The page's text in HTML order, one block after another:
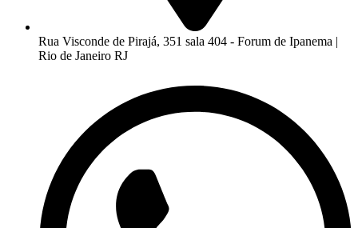
Rua Visconde de Pirajá, 351 sala 404 - Forum de Ipanema |
Rio de Janeiro RJ